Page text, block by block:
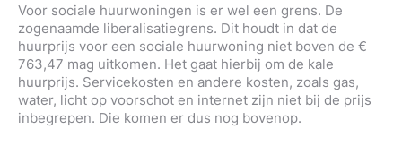
Voor sociale huurwoningen is er wel een grens. De
zogenaamde liberalisatiegrens. Dit houdt in dat de
huurprijs voor een sociale huurwoning niet boven de €
763,47 mag uitkomen. Het gaat hierbij om de kale
huurprijs. Servicekosten en andere kosten, zoals gas,
water, licht op voorschot en internet zijn niet bij de prijs
inbegrepen. Die komen er dus nog bovenop.